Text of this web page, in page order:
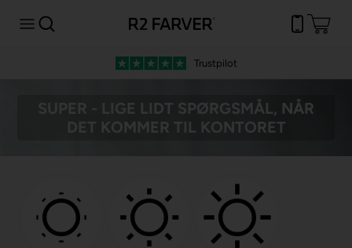
Trustpilot
SUPER - LIGE LIDT SPØRGSMÅL, NÅR
DET KOMMER TIL KONTORET